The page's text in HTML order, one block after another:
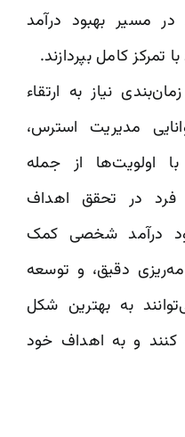
مسیر بهبود درآمد
کامل بپردازند.
نیاز به ارتقاء
مدیریت استرس،
اولویت‌ها از جمله
در تحقق اهداف
درآمد شخصی کمک
دقیق، و توسعه
به بهترین شکل
کنند و به اهداف خود